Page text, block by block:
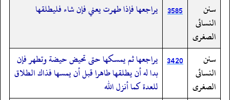
سنن
النسائى
الصغرى
3585 يراجعها فإذا طهرت يعني فإن شاء فليطلقها
سنن
النسائى
الصغرى
3420 يراجعها ثم يمسكها حتى تحيض حيضة وتطهر فإن
بدا له أن يطلقها طاهرا قبل أن يمسها فذاك الطلاق
للعدة كما أنزل الله